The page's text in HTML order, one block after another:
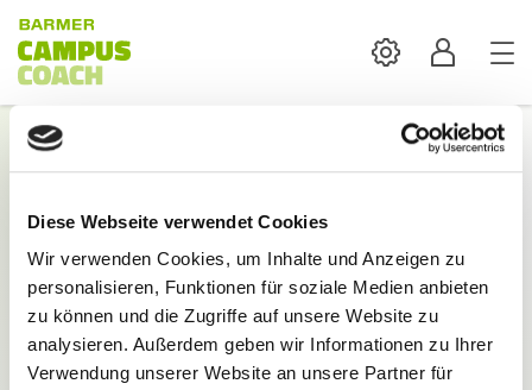
Diese Webseite verwendet Cookies
Wir verwenden Cookies, um Inhalte und Anzeigen zu
personalisieren, Funktionen für soziale Medien anbieten
zu können und die Zugriffe auf unsere Website zu
analysieren. Außerdem geben wir Informationen zu Ihrer
Verwendung unserer Website an unsere Partner für
SettingsProfil
Login
Funktionen des BARMER Campus Coach verfügbar.
E-Mail: